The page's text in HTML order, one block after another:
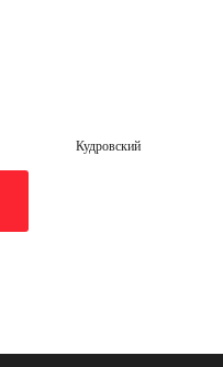
Кудровский